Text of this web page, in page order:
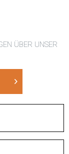
ÜBER UNSER